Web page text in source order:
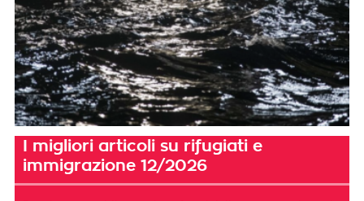
I migliori articoli su rifugiati e
immigrazione 12/2026